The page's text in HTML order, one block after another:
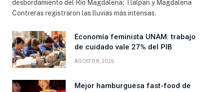
desbordamiento del Río Magdalena; Tlalpan y Magdalena
Contreras registraron las lluvias más intensas.
Economía feminista UNAM: trabajo
de cuidado vale 27% del PIB
AGOSTO 8, 2026
Mejor hamburguesa fast-food de